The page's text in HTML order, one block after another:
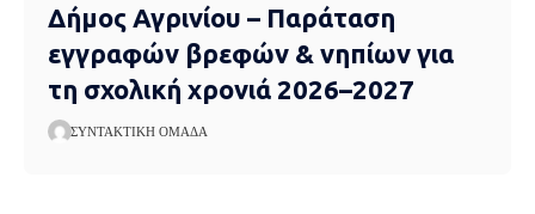
Δήμος Αγρινίου – Παράταση
εγγραφών βρεφών & νηπίων για
τη σχολική χρονιά 2026–2027
ΣΥΝΤΑΚΤΙΚΉ ΟΜΆΔΑ